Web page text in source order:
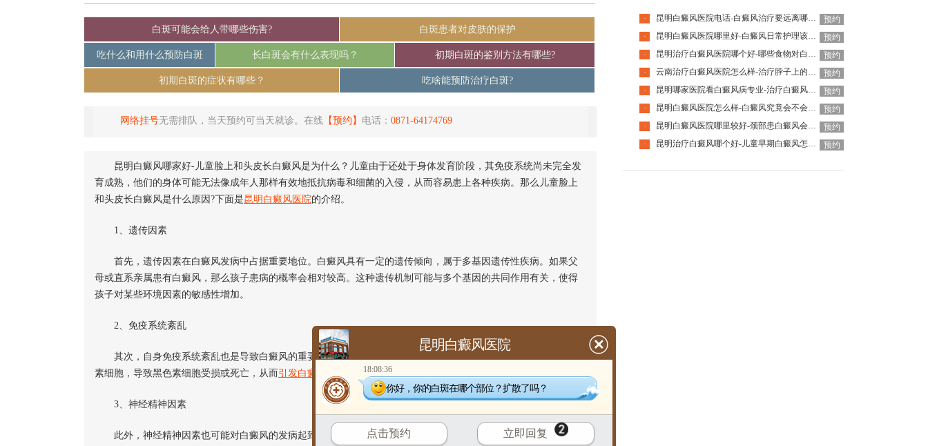
白斑可能会给人带哪些伤害? 白斑患者对皮肤的保护
吃什么和用什么预防白斑 长白斑会有什么表现吗？ 初期白斑的鉴别方法有哪些?
初期白斑的症状有哪些？ 吃啥能预防治疗白斑?
网络挂号无需排队，当天预约可当天就诊。在线 【预约】 电话： 0871-64174769
昆明白癜风哪家好-儿童脸上和头皮长白癜风是为什么？儿童由于还处于身体发育阶段，其免疫系统尚未完全发
育成熟，他们的身体可能无法像成年人那样有效地抵抗病毒和细菌的入侵，从而容易患上各种疾病。那么儿童脸上
和头皮长白癜风是什么原因?下面是昆明白癜风医院的介绍。
1、遗传因素
首先，遗传因素在白癜风发病中占据重要地位。白癜风具有一定的遗传倾向，属于多基因遗传性疾病。如果父
母或直系亲属患有白癜风，那么孩子患病的概率会相对较高。这种遗传机制可能与多个基因的共同作用有关，使得
孩子对某些环境因素的敏感性增加。
2、免疫系统紊乱
其次，自身免疫系统紊乱也是导致白癜风的重要因素。当孩子的免疫系统出现异常时，可能会错误地攻击黑色
素细胞，导致黑色素细胞受损或死亡，从而 引发白癜风 。这种自身免疫反应可能与遗传、环境等多种因素有关。
3、神经精神因素
此外，神经精神因素也可能对白癜风的发病起到一定影响。长期的精神压力、紧张或焦虑等负面情绪可能会影
· 昆明白癜风医院电话-白癜风治疗要远离哪些误区呢
预约
·
昆明白癜风医院哪里好-白癜风日常护理该如何做
预约
·
昆明治疗白癜风医院哪个好-哪些食物对白癜风病情不利呢
预约
·
云南治疗白癜风医院怎么样-治疗脖子上的白癜风要注意什么
预约
·
昆明哪家医院看白癜风病专业-治疗白癜风要避开哪些误区
预约
·
昆明白癜风医院怎么样-白癜风究竟会不会传染人呢
预约
·
昆明白癜风医院哪里较好-颈部患白癜风会有什么特征呢
预约
·
昆明治疗白癜风哪个好-儿童早期白癜风怎样识别呢 预约
昆明白癜风医院
18:08:36
你好，你的白斑在哪个部位？扩散了吗？
点击预约 立即回复